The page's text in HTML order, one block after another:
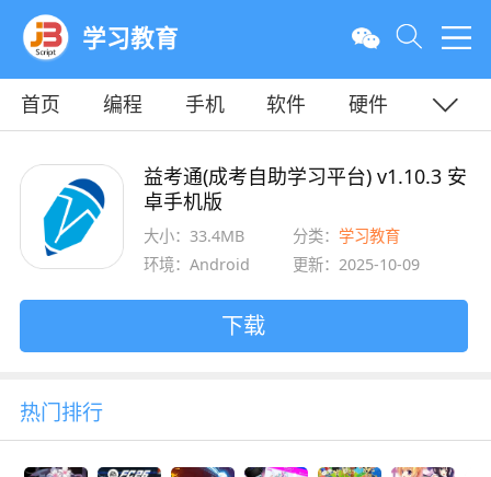
学习教育
首页 编程 手机 软件
硬件
益考通(成考自助学习平台) v1.10.3 安
卓手机版
大小：33.4MB 分类：学习教育
环境：Android
更新：2025-10-09
下载
热门排行